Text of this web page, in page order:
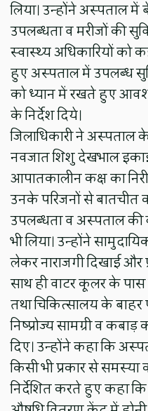
लिया। उन्होंने अस्पताल
उपलब्धता व मरीजों की
स्वास्थ्य अधिकारियों को
हुए अस्पताल में उपलब्ध
को ध्यान में रखते हुए
के निर्देश दिये।
जिलाधिकारी ने अस्पताल के
नवजात शिशु देखभाल
आपातकालीन कक्ष का
उनके परिजनों से बातचीत
उपलब्धता व अस्पताल
भी लिया। उन्होंने
लेकर नाराजगी दिखाई
साथ ही वाटर कूलर के
तथा चिकित्सालय के बाहर
निष्प्रोज्य सामग्री व
दिए। उन्होंने कहा कि
किसी भी प्रकार से
निर्देशित करते हुए कहा कि